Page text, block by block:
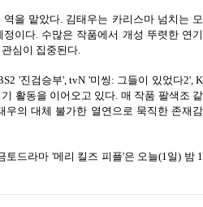
을 맡았다. 김태우는 카리스마 넘치는 모
이다. 수많은 작품에서 개성 뚜렷한 연기
심이 집중된다.
'진검승부', tvN '미씽: 그들이 있었다2', K
활동을 이어오고 있다. 매 작품 팔색조 같
우의 대체 불가한 열연으로 묵직한 존재감
토드라마 '메리 킬즈 피플'은 오늘(1일) 밤 1